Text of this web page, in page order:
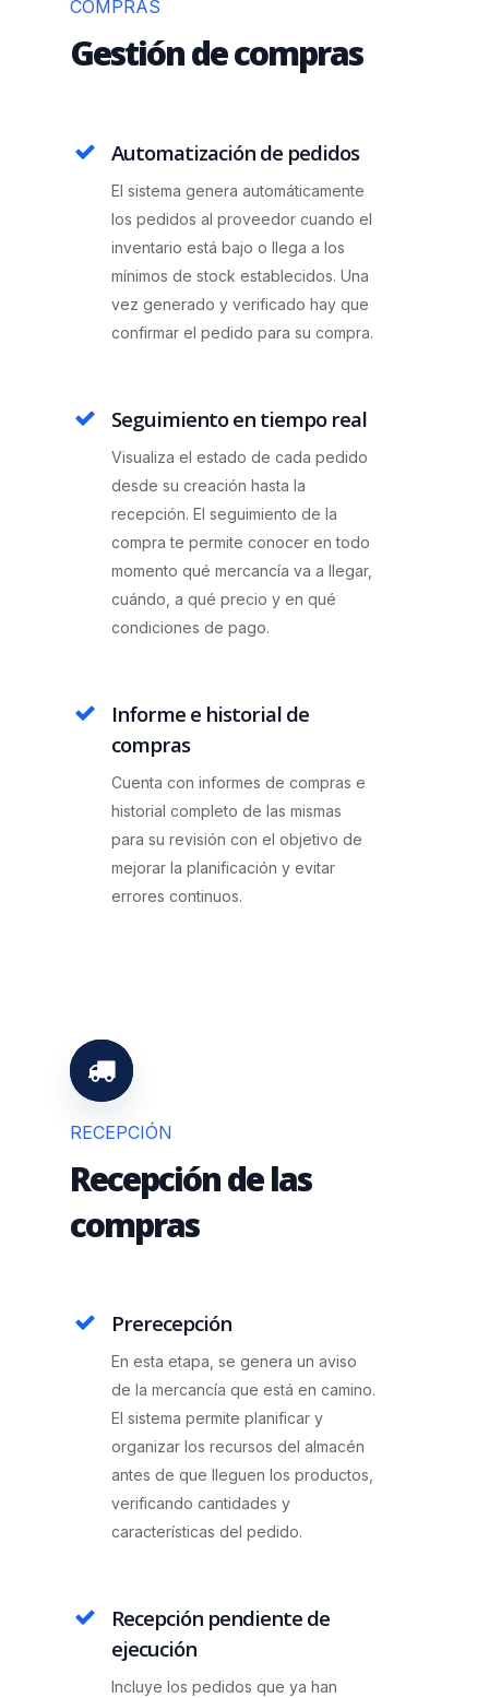
COMPRAS
Gestión de compras
Automatización de pedidos
El sistema genera automáticamente
los pedidos al proveedor cuando el
inventario está bajo o llega a los
mínimos de stock establecidos. Una
vez generado y verificado hay que
confirmar el pedido para su compra.
Seguimiento en tiempo real
Visualiza el estado de cada pedido
desde su creación hasta la
recepción. El seguimiento de la
compra te permite conocer en todo
momento qué mercancía va a llegar,
cuándo, a qué precio y en qué
condiciones de pago.
Informe e historial de
compras
Cuenta con informes de compras e
historial completo de las mismas
para su revisión con el objetivo de
mejorar la planificación y evitar
errores continuos.
RECEPCIÓN
Recepción de las
compras
Prerecepción
En esta etapa, se genera un aviso
de la mercancía que está en camino.
El sistema permite planificar y
organizar los recursos del almacén
antes de que lleguen los productos,
verificando cantidades y
características del pedido.
Recepción pendiente de
ejecución
Incluye los pedidos que ya han